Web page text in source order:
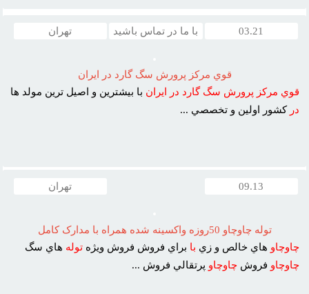
03.21 با ما در تماس باشید تهران
قوي مرکز پرورش سگ گارد در ايران
قوي مرکز پرورش سگ گارد در ايران با بيشترين و اصيل ترين مولد ها
در کشور اولين و تخصصي ...
09.13 تهران
توله چاوچاو 50روزه واکسينه شده همراه با مدارک کامل
چاوچاو هاي خالص و زي با براي فروش فروش ويژهتوله هاي سگ
چاوچاو فروشچاوچاو پرتقالي فروش ...